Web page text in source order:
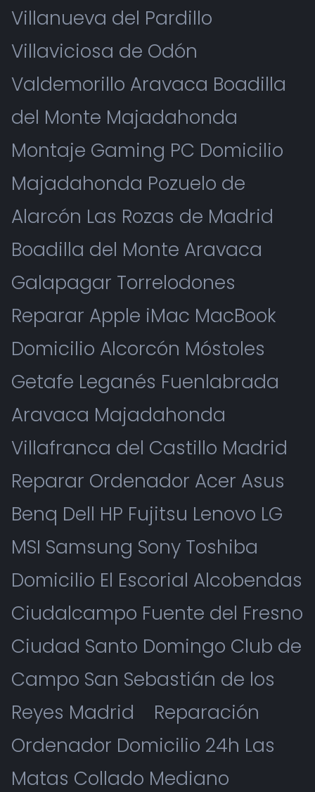
Villanueva del Pardillo
Villaviciosa de Odón
Valdemorillo Aravaca Boadilla
del Monte Majadahonda
Montaje Gaming PC Domicilio
Majadahonda Pozuelo de
Alarcón Las Rozas de Madrid
Boadilla del Monte Aravaca
Galapagar Torrelodones
Reparar Apple iMac MacBook
Domicilio Alcorcón Móstoles
Getafe Leganés Fuenlabrada
Aravaca Majadahonda
Villafranca del Castillo Madrid
Reparar Ordenador Acer Asus
Benq Dell HP Fujitsu Lenovo LG
MSI Samsung Sony Toshiba
Domicilio El Escorial Alcobendas
Ciudalcampo Fuente del Fresno
Ciudad Santo Domingo Club de
Campo San Sebastián de los
Reyes Madrid
Reparación
Ordenador Domicilio 24h Las
Matas Collado Mediano